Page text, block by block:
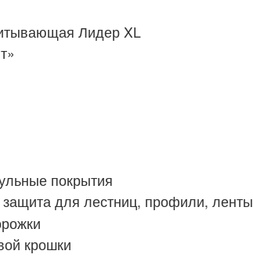
Лидер XL
покрытия
для лестниц, профили, ленты
крошки